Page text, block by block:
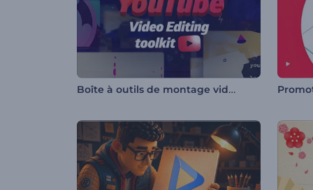
Boîte à outils de montage vidéo YouTube